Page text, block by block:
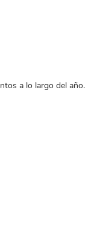
a lo largo del año.